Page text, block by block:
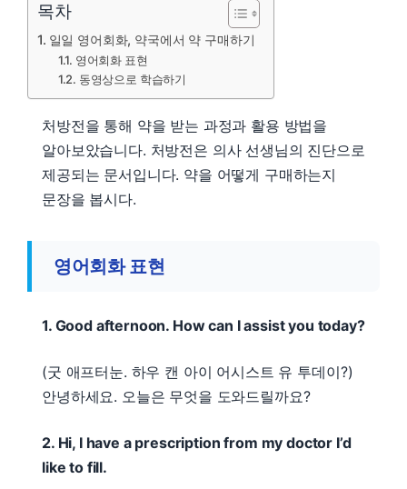
목차
일일 영어회화, 약국에서 약 구매하기
영어회화 표현
동영상으로 학습하기
처방전을 통해 약을 받는 과정과 활용 방법을
알아보았습니다. 처방전은 의사 선생님의 진단으로
제공되는 문서입니다. 약을 어떻게 구매하는지
문장을 봅시다.
영어회화 표현
1. Good afternoon. How can I assist you today?
(굿 애프터눈. 하우 캔 아이 어시스트 유 투데이?)
안녕하세요. 오늘은 무엇을 도와드릴까요?
2. Hi, I have a prescription from my doctor I’d
like to fill.